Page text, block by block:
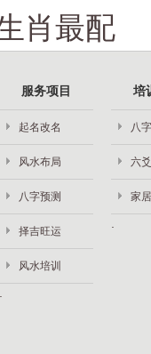
肖最配
服务项目
起名改名
风水布局
八字预测
择吉旺运
风水培训
培
八
六
家